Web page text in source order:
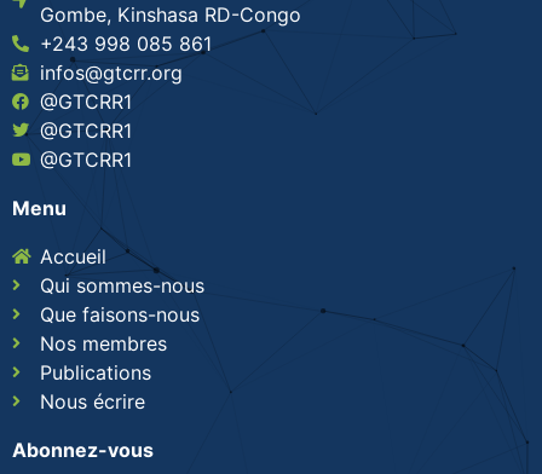
Gombe, Kinshasa RD-Congo
+243 998 085 861
infos@gtcrr.org
@GTCRR1
@GTCRR1
@GTCRR1
Menu
Accueil
Qui sommes-nous
Que faisons-nous
Nos membres
Publications
Nous écrire
Abonnez-vous